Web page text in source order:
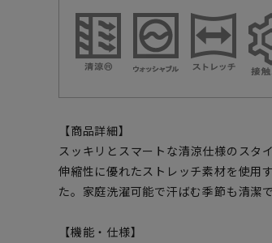
【商品詳細】
スッキリとスマートな清涼仕様のスタ
伸縮性に優れたストレッチ素材を使用
た。家庭洗濯可能で汗ばむ季節も清潔
【機能・仕様】